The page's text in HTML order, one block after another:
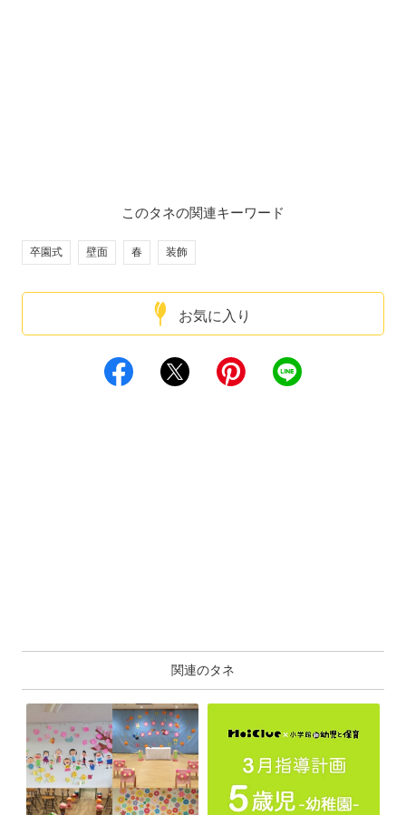
お気に入り
このタネの関連キーワード
卒園式 壁面 春 装飾
関連のタネ